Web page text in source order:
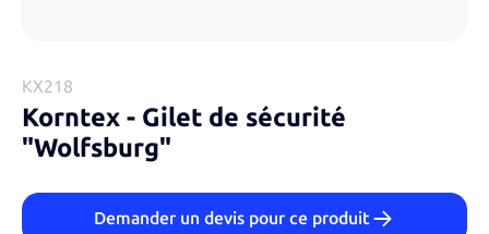
KX218
Korntex- Gilet de sécurité
"Wolfsburg"
Demander un devis pour ce produit